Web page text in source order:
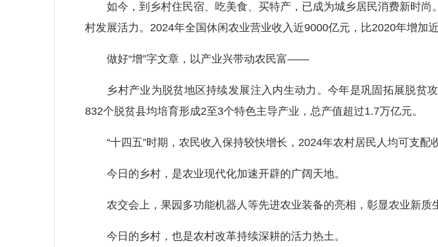
如今，到乡村住民宿、吃美食、买特产，已成为城乡居民消费新时尚。
村发展活力。2024年全国休闲农业营业收入近9000亿元，比2020年增加近
做好“增”字文章，以产业兴带动农民富——
乡村产业为脱贫地区持续发展注入内生动力。今年是巩固拓展脱贫攻
832个脱贫县均培育形成2至3个特色主导产业，总产值超过1.7万亿元。
“十四五”时期，农民收入保持较快增长，2024年农村居民人均可支配
今日的乡村，是农业现代化加速开辟的广阔天地。
农交会上，果园多功能机器人等先进农业装备的亮相，彰显农业新质
今日的乡村，也是农村改革持续深耕的活力热土。